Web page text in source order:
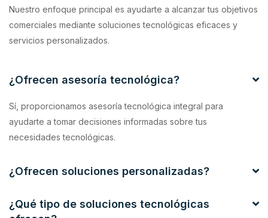
Nuestro enfoque principal es ayudarte a alcanzar tus objetivos
comerciales mediante soluciones tecnológicas eficaces y
servicios personalizados.
¿Ofrecen asesoría tecnológica?
Sí, proporcionamos asesoría tecnológica integral para
ayudarte a tomar decisiones informadas sobre tus
necesidades tecnológicas.
¿Ofrecen soluciones personalizadas?
¿Qué tipo de soluciones tecnológicas